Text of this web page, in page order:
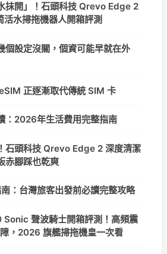
抹開」！石頭科技 Qrevo Edge 2
水掃拖機器人開箱評測
個設定沒關，個資可能早就在外
正逐漸取代傳統 SIM 卡
：2026年生活費用完整指南
石頭科技 Qrevo Edge 2 深度清潔
赤腳踩也乾爽
：台灣旅客出發前必讀完整攻略
聲波騎士開箱評測！高頻震
，2026 旗艦掃拖機皇一次看